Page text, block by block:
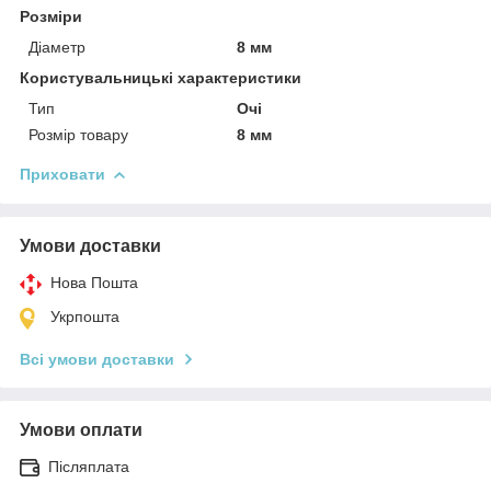
Розміри
Діаметр
8 мм
Користувальницькі характеристики
Тип
Очі
Розмір товару
8 мм
Приховати
Умови доставки
Нова Пошта
Укрпошта
Всі умови доставки
Умови оплати
Післяплата